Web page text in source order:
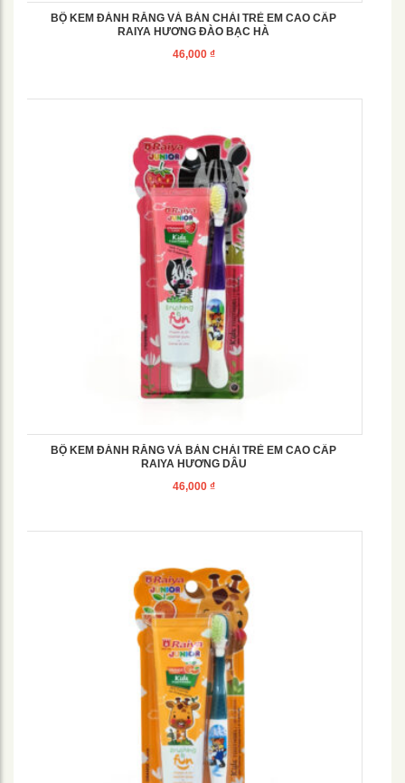
BỘ KEM ĐÁNH RĂNG VÀ BÀN CHẢI TRẺ EM CAO CẤP
RAIYA HƯƠNG ĐÀO BẠC HÀ
46,000 ₫
BỘ KEM ĐÁNH RĂNG VÀ BÀN CHẢI TRẺ EM CAO CẤP
RAIYA HƯƠNG DÂU
46,000 ₫